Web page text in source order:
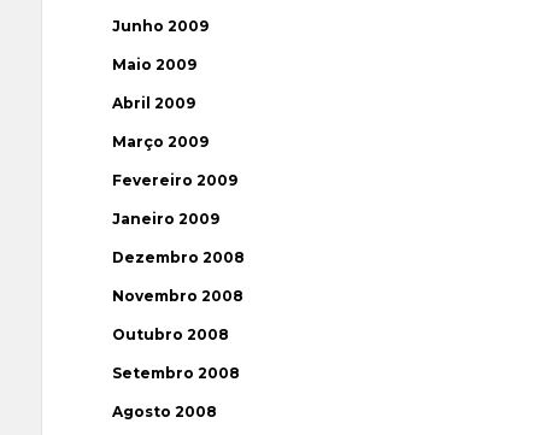
Junho 2009
Maio 2009
Abril 2009
Março 2009
Fevereiro 2009
Janeiro 2009
Dezembro 2008
Novembro 2008
Outubro 2008
Setembro 2008
Agosto 2008